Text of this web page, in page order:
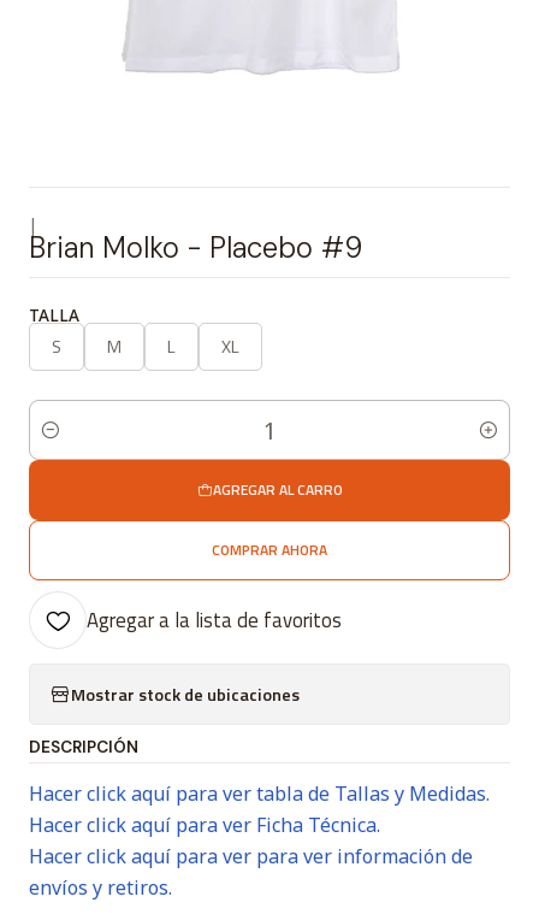
|
Brian Molko - Placebo #9
TALLA
S M L XL
Cantidad
AGREGAR AL CARRO
COMPRAR AHORA
Agregar a la lista de favoritos
Mostrar stock de ubicaciones
DESCRIPCIÓN
Hacer click aquí para ver tabla de Tallas y Medidas.
Hacer click aquí para ver Ficha Técnica.
Hacer click aquí para ver para ver información de
envíos y retiros.